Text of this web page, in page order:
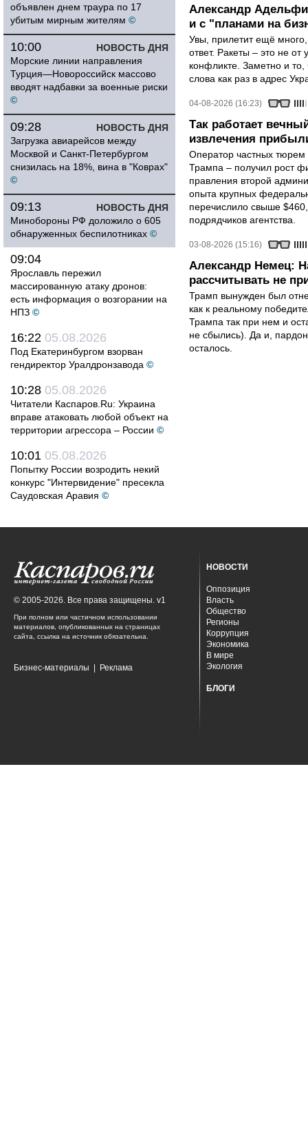
объявлен днем траура по 17
убитым мирным жителям ©
НОВОСТЬ ДНЯ
10:00
Морские линии направления
Турция—Новороссийск массово
вводят надбавки за военные риски
©
НОВОСТЬ ДНЯ
09:28
Загрузка авиарейсов между
Москвой и Санкт-Петербургом
снизилась на 18%, вина в "Коврах"
©
НОВОСТЬ ДНЯ
09:13
Минобороны РФ доложило о 605
обнаруженных беспилотниках ©
09:04
Ярославль пережил
массированную атаку дронов:
есть информация о возгорании на
НПЗ ©
16:22 05.08.2026
Под Екатеринбургом взорван
гендиректор Уралдронзавода ©
10:28 05.08.2026
Читатели Каспаров.Ru: Украина
вправе атаковать любой объект на
территории агрессора – России ©
10:01 05.08.2026
Попытку России возродить некий
конкурс "Интервидение" пресекла
Саудовская Аравия ©
Александр
и с "планами на
Увы, прилетит ещё
ответ. Ракеты – это не от
конфликте. Заметно и
слова как раз в адрес
04-08-2026 (16:23)
Так работает
извлечения
Оператор частных тюрем
Трампа – получил рост
правления второй
опыта крупных
перечислило свыше
подрядчиков агентства.
03-08-2026 (15:16)
Александр Немец:
рассчитывать не
Трамп вынужден был
как к реальному
Трампа так при нем и
не сбылись). Да и,
осталось.
© 2005-2026. Все права защищены. v1
При полном или частичном использовании
материалов, опубликованных на страницах
сайта, ссылка на источник обязательна.
Бизнес-материалы Реклама
НОВОСТИ
Оппозиция
Власть
Общество
Регионы
Коррупция
Экономика
В мире
Экология
БЛОГИ